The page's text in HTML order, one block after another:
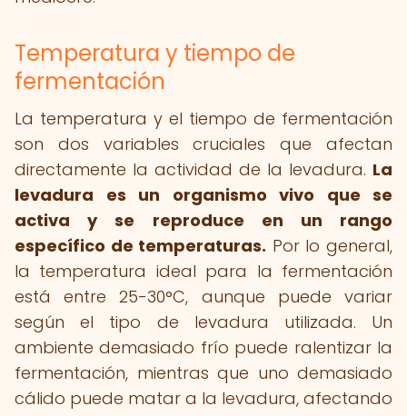
Temperatura y tiempo de
fermentación
La temperatura y el tiempo de fermentación
son dos variables cruciales que afectan
directamente la actividad de la levadura. La
levadura es un organismo vivo que se
activa y se reproduce en un rango
específico de temperaturas. Por lo general,
la temperatura ideal para la fermentación
está entre 25-30°C, aunque puede variar
según el tipo de levadura utilizada. Un
ambiente demasiado frío puede ralentizar la
fermentación, mientras que uno demasiado
cálido puede matar a la levadura, afectando